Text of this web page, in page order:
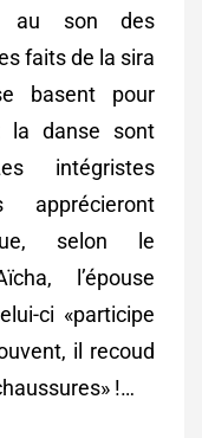
au son des
faits de la sira
basent pour
la danse sont
intégristes
apprécieront
selon le
l’épouse
ci «participe
il recoud
!…